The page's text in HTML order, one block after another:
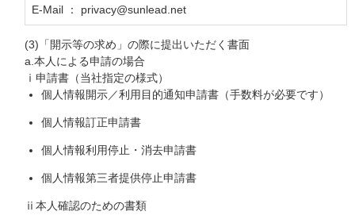
E-Mail ： privacy@sunlead.net
(3)「開示等の求め」の際に提出いただく書面
a.本人による申請の場合
ⅰ申請書（当社指定の様式）
個人情報開示／利用目的通知申請書（手数料が必要です）
個人情報訂正申請書
個人情報利用停止・消去申請書
個人情報第三者提供停止申請書
ⅱ本人確認のための書類